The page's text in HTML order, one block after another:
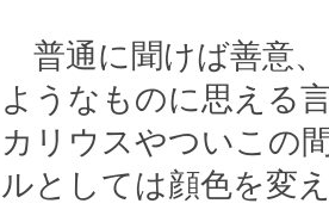
普通に聞けば善意
ようなものに思える
カリウスやついこの
ルとしては顔色を変